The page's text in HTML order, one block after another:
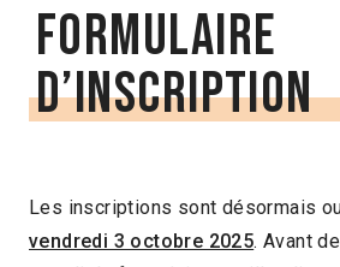
Formulaire
d’inscription
Les inscriptions sont désormais
vendredi 3 octobre 2025. Avant